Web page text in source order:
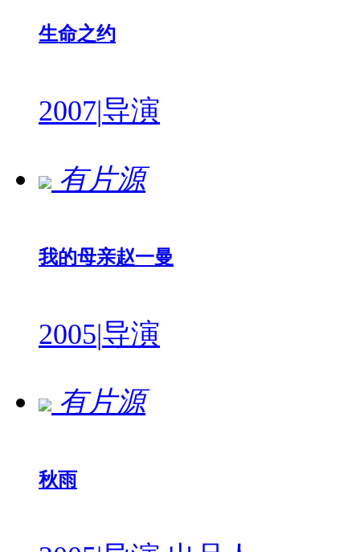
生命之约
2007|导演
有片源
我的母亲赵一曼
2005|导演
有片源
秋雨